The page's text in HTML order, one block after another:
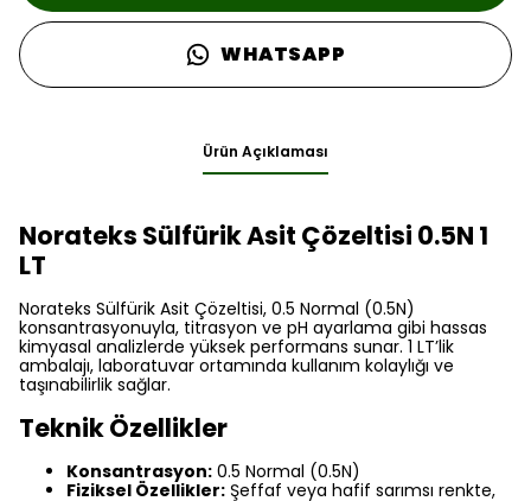
WHATSAPP
Ürün Açıklaması
Norateks Sülfürik Asit Çözeltisi 0.5N 1
LT
Norateks Sülfürik Asit Çözeltisi, 0.5 Normal (0.5N)
konsantrasyonuyla, titrasyon ve pH ayarlama gibi hassas
kimyasal analizlerde yüksek performans sunar. 1 LT’lik
ambalajı, laboratuvar ortamında kullanım kolaylığı ve
taşınabilirlik sağlar.
Teknik Özellikler
Konsantrasyon: 0.5 Normal (0.5N)
Fiziksel Özellikler: Şeffaf veya hafif sarımsı renkte,